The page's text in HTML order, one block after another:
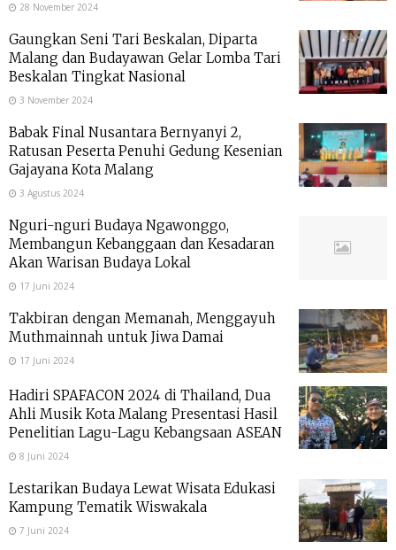
28 November 2024
Gaungkan Seni Tari Beskalan, Diparta
Malang dan Budayawan Gelar Lomba Tari
Beskalan Tingkat Nasional
3 November 2024
Babak Final Nusantara Bernyanyi 2,
Ratusan Peserta Penuhi Gedung Kesenian
Gajayana Kota Malang
3 Agustus 2024
Nguri-nguri Budaya Ngawonggo,
Membangun Kebanggaan dan Kesadaran
Akan Warisan Budaya Lokal
17 Juni 2024
Takbiran dengan Memanah, Menggayuh
Muthmainnah untuk Jiwa Damai
17 Juni 2024
Hadiri SPAFACON 2024 di Thailand, Dua
Ahli Musik Kota Malang Presentasi Hasil
Penelitian Lagu-Lagu Kebangsaan ASEAN
8 Juni 2024
Lestarikan Budaya Lewat Wisata Edukasi
Kampung Tematik Wiswakala
7 Juni 2024